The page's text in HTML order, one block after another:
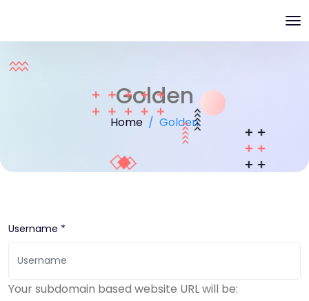
Golden
Home Golden
Username *
Your subdomain based website URL will be: